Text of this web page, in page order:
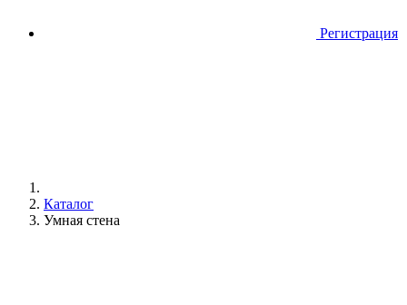
Регистрация
Каталог
Умная стена